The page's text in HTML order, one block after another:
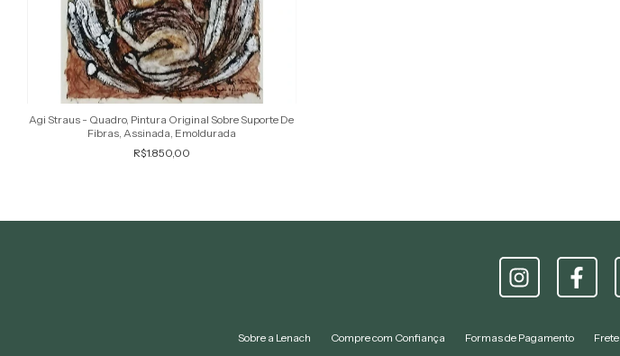
Agi Straus - Quadro, Pintura Original Sobre Suporte De
Fibras, Assinada, Emoldurada
R$1.850,00
Sobre a Lenach Compre com Confiança Formas de Pagamento Frete